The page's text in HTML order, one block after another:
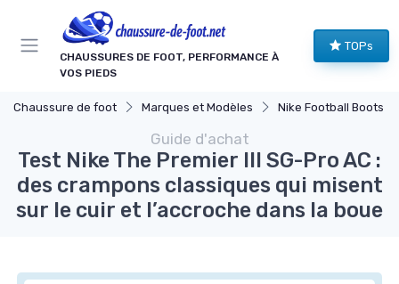
CHAUSSURES DE FOOT, PERFORMANCE À
VOS PIEDS
TOPs
Chaussure de foot Marques et Modèles Nike Football Boots
Guide d'achat
Test Nike The Premier III SG-Pro AC :
des crampons classiques qui misent
sur le cuir et l’accroche dans la boue
Panneau de gestion des cookies